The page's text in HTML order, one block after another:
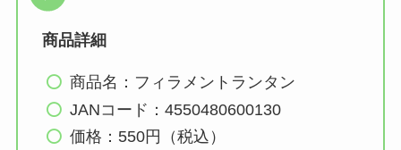
商品詳細
商品名：フィラメントランタン
JANコード：4550480600130
価格：550円（税込）